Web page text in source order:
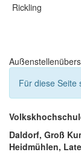
Rickling
Für diese Seite
Daldorf, Groß
Heidmühlen,